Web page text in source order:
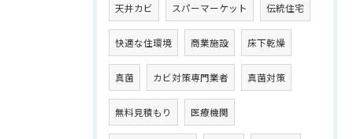
天井カビ スパーマーケット 伝統住宅
快適な住環境 商業施設 床下乾燥
真菌 カビ対策専門業者 真菌対策
無料見積もり 医療機関